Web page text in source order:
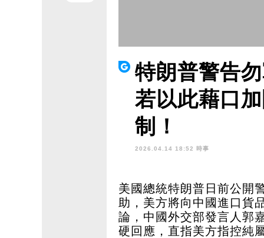
特朗普警告
若以此藉口
制！
2026.04.14 18:52 時事
美國總統特朗普日前公開
助，美方將向中國進口貨
論，中國外交部發言人郭
硬回應，直指美方指控純